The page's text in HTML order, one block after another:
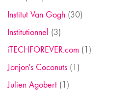
Institut Van Gogh (30)
Institutionnel (3)
iTECHFOREVER.com (1)
Jonjon's Coconuts (1)
Julien Agobert (1)